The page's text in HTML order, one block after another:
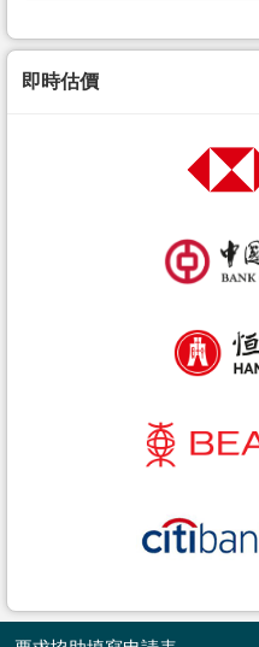
即時估價